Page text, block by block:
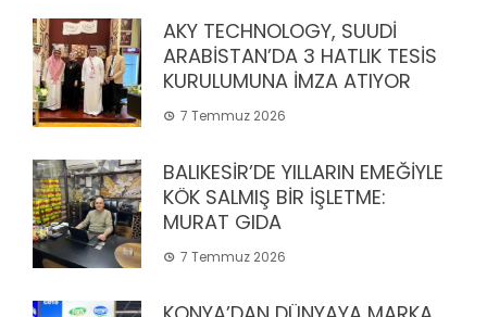
AKY TECHNOLOGY, SUUDİ
ARABİSTAN’DA 3 HATLIK TESİS
KURULUMUNA İMZA ATIYOR
7 Temmuz 2026
BALIKESİR’DE YILLARIN EMEĞİYLE
KÖK SALMIŞ BİR İŞLETME:
MURAT GIDA
7 Temmuz 2026